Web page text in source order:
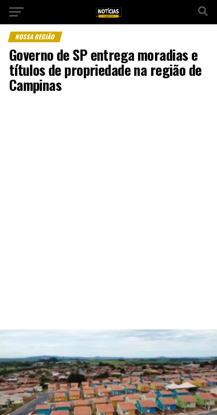
NOSSA REGIÃO
Governo de SP entrega moradias e
títulos de propriedade na região de
Campinas